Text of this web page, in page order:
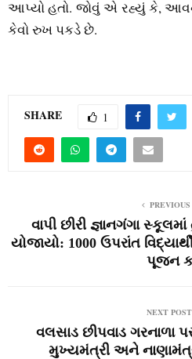
આપ્‍યો હતો. જોવું એ રહ્યું કે,
કેવો રુખ પકડે છે.
SHARE 1
વાપી છીરી જ્ઞાનગંગા
યોજાયો: 1000 ઉપરાંત
પૂજન
NEXT POST
વલસાડ છીપવાડ ગરનાળા
મુખ્‍યમંત્રી અને